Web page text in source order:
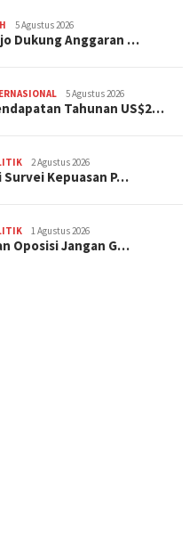
5 Agustus 2026
Dukung Anggaran …
5 Agustus 2026
Tahunan US$2…
2 Agustus 2026
Survei Kepuasan P…
1 Agustus 2026
Oposisi Jangan G…